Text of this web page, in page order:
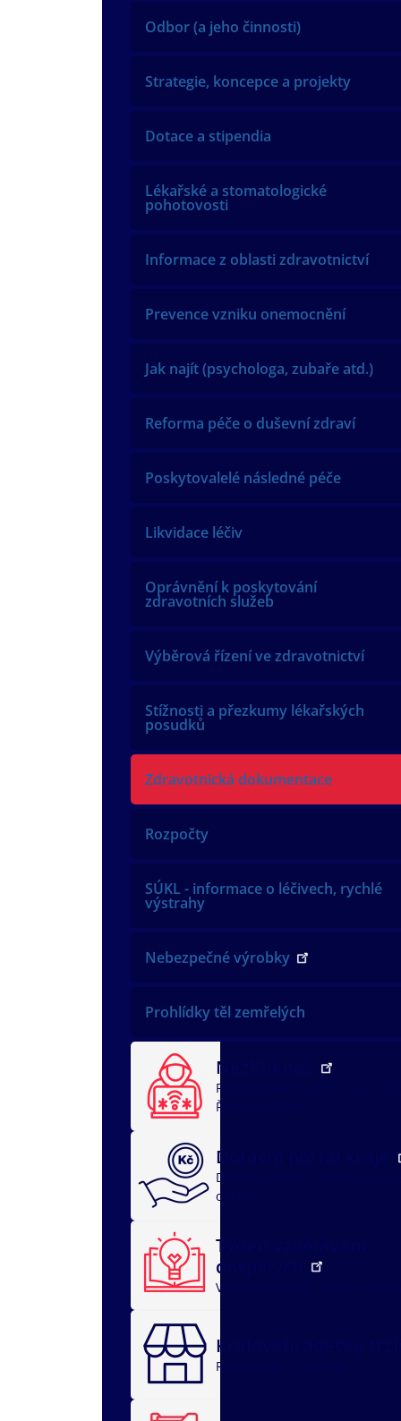
Odbor (a jeho činnosti)
Strategie, koncepce a projekty
Dotace a stipendia
Lékařské a stomatologické
pohotovosti
Informace z oblasti zdravotnictví
Prevence vzniku onemocnění
Jak najít (psychologa, zubaře atd.)
Reforma péče o duševní zdraví
Poskytovalelé následné péče
Likvidace léčiv
Oprávnění k poskytování
zdravotních služeb
Výběrová řízení ve zdravotnictví
Stížnosti a přezkumy lékařských
posudků
Zdravotnická dokumentace
Rozpočty
SÚKL - informace o léčivech, rychlé
výstrahy
Nebezpečné výrobky
Prohlídky těl zemřelých
NežKlikneš
Rychlá pomoc
Řeším problém
Dotační portál kraje
Dotační oblasti
oblasti
Týden vzdělávání
dospělých
Vzdělávací akce
Královéhradecké
Registrace